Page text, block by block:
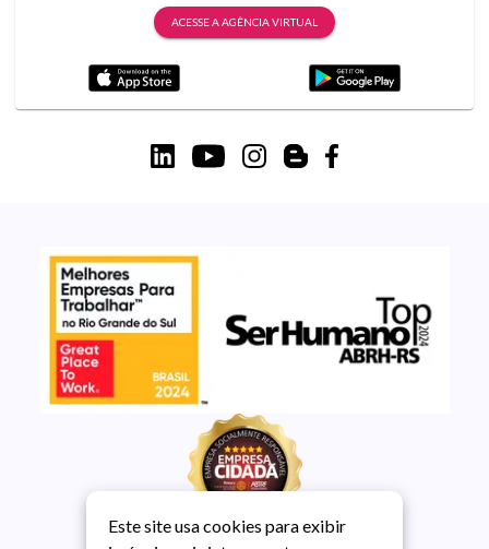
ACESSE A AGÊNCIA VIRTUAL
Este site usa cookies para exibir